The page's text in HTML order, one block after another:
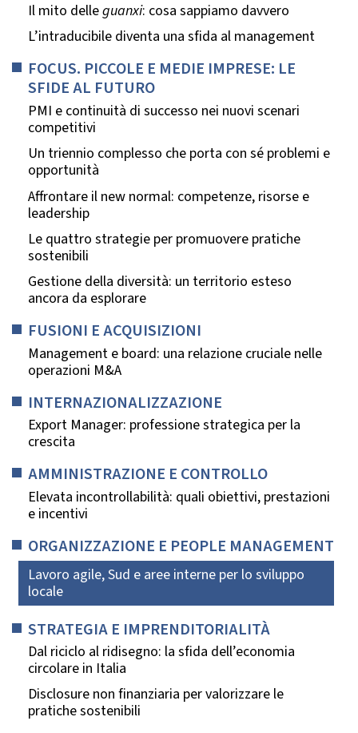
Il mito delleguanxi: cosa sappiamo davvero
L’intraducibile diventa una sfida al management
FOCUS. PICCOLE E MEDIE IMPRESE: LE
SFIDE AL FUTURO
PMI e continuità di successo nei nuovi scenari
competitivi
Un triennio complesso che porta con sé problemi e
opportunità
Affrontare il new normal: competenze, risorse e
leadership
Le quattro strategie per promuovere pratiche
sostenibili
Gestione della diversità: un territorio esteso
ancora da esplorare
FUSIONI E ACQUISIZIONI
Management e board: una relazione cruciale nelle
operazioni M&A
INTERNAZIONALIZZAZIONE
Export Manager: professione strategica per la
crescita
AMMINISTRAZIONE E CONTROLLO
Elevata incontrollabilità: quali obiettivi, prestazioni
e incentivi
ORGANIZZAZIONE E PEOPLE MANAGEMENT
Lavoro agile, Sud e aree interne per lo sviluppo
locale
STRATEGIA E IMPRENDITORIALITÀ
Dal riciclo al ridisegno: la sfida dell’economia
circolare in Italia
Disclosure non finanziaria per valorizzare le
pratiche sostenibili